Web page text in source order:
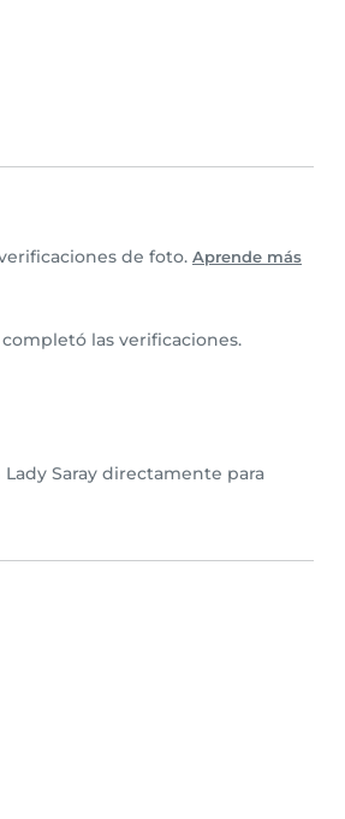
de foto. Aprende más
las verificaciones.
Saray directamente para